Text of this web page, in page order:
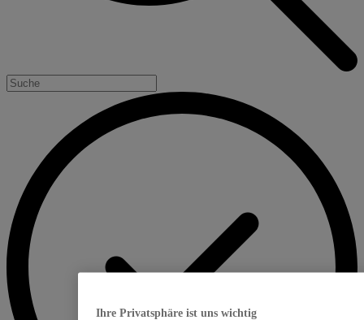
Ihre Privatsphäre ist uns wichtig